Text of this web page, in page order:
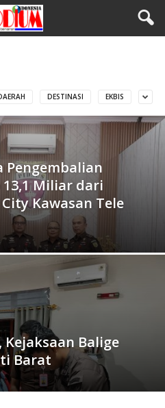
DESTINASI EKBIS
Pengembalian
13,1 Miliar dari
Kawasan Tele
Balige
Barat